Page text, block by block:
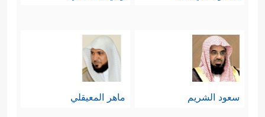
سعود الشريم ماهر المعيقلي